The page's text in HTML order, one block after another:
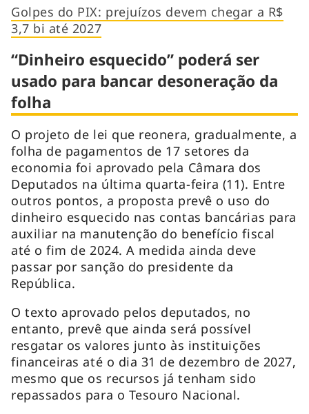
Golpes do PIX: prejuízos devem chegar a R$
3,7 bi até 2027
“Dinheiro esquecido” poderá ser
usado para bancar desoneração da
folha
O projeto de lei que reonera, gradualmente, a
folha de pagamentos de 17 setores da
economia foi aprovado pela Câmara dos
Deputados na última quarta-feira (11). Entre
outros pontos, a proposta prevê o uso do
dinheiro esquecido nas contas bancárias para
auxiliar na manutenção do benefício fiscal
até o fim de 2024. A medida ainda deve
passar por sanção do presidente da
República.
O texto aprovado pelos deputados, no
entanto, prevê que ainda será possível
resgatar os valores junto às instituições
financeiras até o dia 31 de dezembro de 2027,
mesmo que os recursos já tenham sido
repassados para o Tesouro Nacional.